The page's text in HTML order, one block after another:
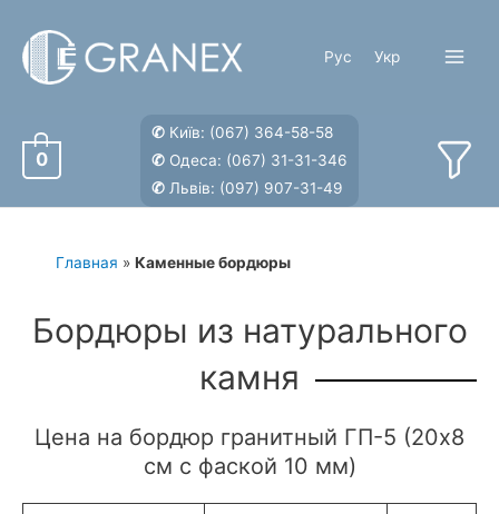
содержимому
Рус Укр
0
✆ Київ: (067) 364-58-58
✆ Одеса: (067) 31-31-346
✆ Львів: (097) 907-31-49
Главная » Каменные бордюры
Бордюры из натурального
камня
Цена на бордюр гранитный ГП-5 (20х8
см с фаской 10 мм)